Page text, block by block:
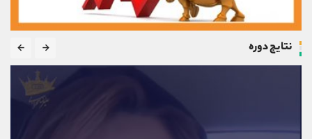
نتایج دوره